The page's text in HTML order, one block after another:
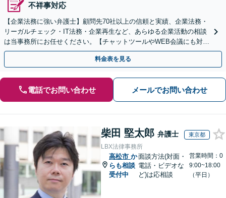
不祥事対応
【企業法務に強い弁護士】顧問先70社以上の信頼と実績、企業法務・
リーガルチェック・IT法務・企業再生など、あらゆる企業活動の相談
は当事務所にお任せください。【チャットツールやWEB会議にも対
応】
料金表を見る
電話でお問い合わせ メールでお問い合わせ
柴田 堅太郎 弁護士 東京都
LBX法律事務所
高松市 か
らも相談
受付中
面談方法(対面・
電話・ビデオな
ど)は応相談
営業時間：0
9:00~18:00
（平日）